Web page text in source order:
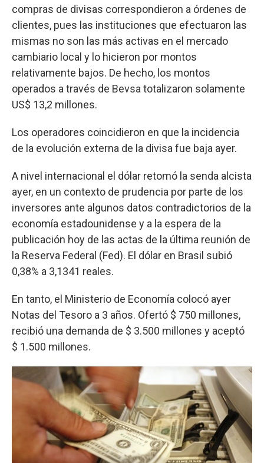
compras de divisas correspondieron a órdenes de
clientes, pues las instituciones que efectuaron las
mismas no son las más activas en el mercado
cambiario local y lo hicieron por montos
relativamente bajos. De hecho, los montos
operados a través de Bevsa totalizaron solamente
US$ 13,2 millones.
Los operadores coincidieron en que la incidencia
de la evolución externa de la divisa fue baja ayer.
A nivel internacional el dólar retomó la senda alcista
ayer, en un contexto de prudencia por parte de los
inversores ante algunos datos contradictorios de la
economía estadounidense y a la espera de la
publicación hoy de las actas de la última reunión de
la Reserva Federal (Fed). El dólar en Brasil subió
0,38% a 3,1341 reales.
En tanto, el Ministerio de Economía colocó ayer
Notas del Tesoro a 3 años. Ofertó $ 750 millones,
recibió una demanda de $ 3.500 millones y aceptó
$ 1.500 millones.